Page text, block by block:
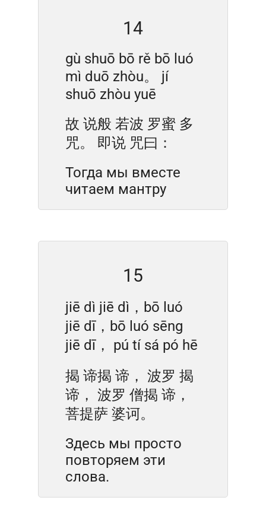
14
gù shuō bō rě bō luó
mì duō zhòu。 jí
shuō zhòu yuē
故 说般 若波 罗蜜 多
咒。 即说 咒曰：
Тогда мы вместе
читаем мантру
15
jiē dì jiē dì，bō luó
jiē dī，bō luó sēng
jiē dī， pú tí sá pó hē
揭 谛揭 谛， 波罗 揭
谛， 波罗 僧揭 谛，
菩提萨 婆诃。
Здесь мы просто
повторяем эти
слова.